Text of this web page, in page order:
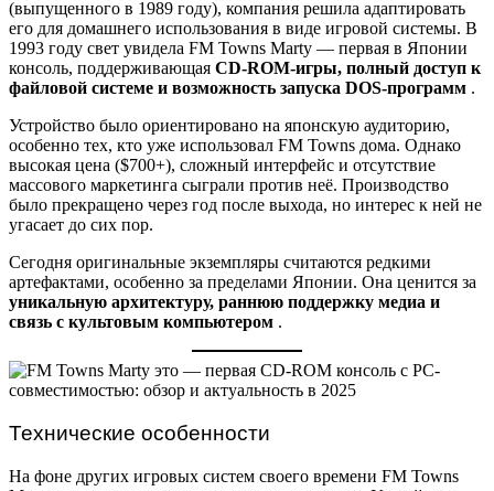
(выпущенного в 1989 году), компания решила адаптировать
его для домашнего использования в виде игровой системы. В
1993 году свет увидела FM Towns Marty — первая в Японии
консоль, поддерживающая CD-ROM-игры, полный доступ к
файловой системе и возможность запуска DOS-программ .
Устройство было ориентировано на японскую аудиторию,
особенно тех, кто уже использовал FM Towns дома. Однако
высокая цена ($700+), сложный интерфейс и отсутствие
массового маркетинга сыграли против неё. Производство
было прекращено через год после выхода, но интерес к ней не
угасает до сих пор.
Сегодня оригинальные экземпляры считаются редкими
артефактами, особенно за пределами Японии. Она ценится за
уникальную архитектуру, раннюю поддержку медиа и
связь с культовым компьютером .
Технические особенности
На фоне других игровых систем своего времени FM Towns